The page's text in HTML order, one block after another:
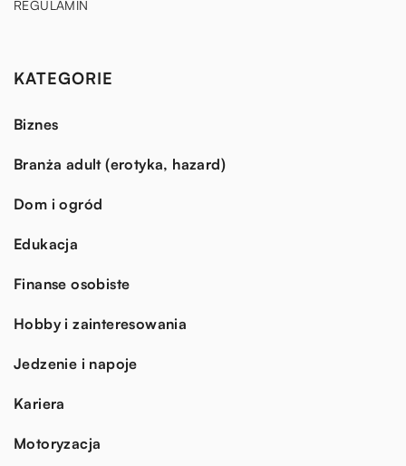
REGULAMIN
KATEGORIE
Biznes
Branża adult (erotyka, hazard)
Dom i ogród
Edukacja
Finanse osobiste
Hobby i zainteresowania
Jedzenie i napoje
Kariera
Motoryzacja